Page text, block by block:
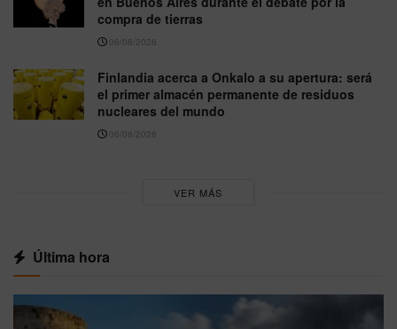
compra de tierras
06/08/2026
Finlandia acerca a Onkalo a su apertura: será
el primer almacén permanente de residuos
nucleares del mundo
06/08/2026
VER MÁS
Última hora